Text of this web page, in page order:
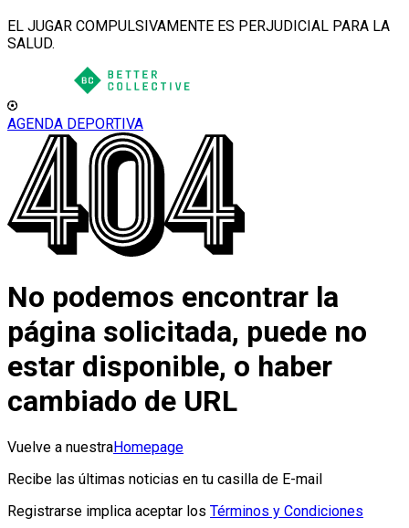
EL JUGAR COMPULSIVAMENTE ES PERJUDICIAL PARA LA
SALUD.
AGENDA DEPORTIVA
No podemos encontrar la
página solicitada, puede no
estar disponible, o haber
cambiado de URL
Vuelve a nuestraHomepage
Recibe las últimas noticias en tu casilla de E-mail
Registrarse implica aceptar los Términos y Condiciones